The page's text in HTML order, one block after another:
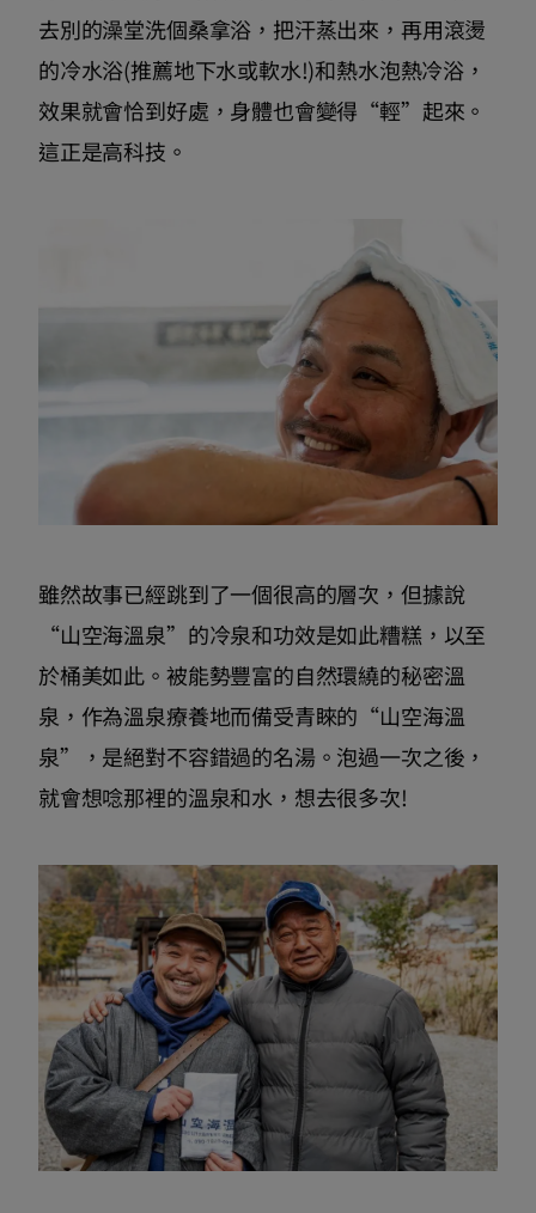
去別的澡堂洗個桑拿浴，把汗蒸出來，再用滾燙
的冷水浴(推薦地下水或軟水!)和熱水泡熱冷浴，
效果就會恰到好處，身體也會變得“輕”起來。
這正是高科技。
雖然故事已經跳到了一個很高的層次，但據說
“山空海溫泉”的冷泉和功效是如此糟糕，以至
於桶美如此。被能勢豐富的自然環繞的秘密溫
泉，作為溫泉療養地而備受青睞的“山空海溫
泉”，是絕對不容錯過的名湯。泡過一次之後，
就會想唸那裡的溫泉和水，想去很多次!